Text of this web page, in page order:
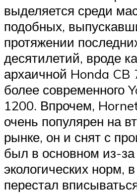
выделяется среди
подобных,
протяжении
десятилетий, вроде
архаичной Honda CB
более современного
1200. Впрочем,
очень популярен на
рынке, он и снят с
был в основном из-за
экологических норм,
перестал